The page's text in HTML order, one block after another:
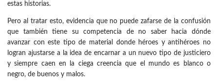
estas historias.
Pero al tratar esto, evidencia que no puede zafarse de la confusión
que también tiene su competencia de no saber hacia dónde
avanzar con este tipo de material donde héroes y antihéroes no
logran ajustarse a la idea de encarnar a un nuevo tipo de justiciero
y siempre caen en la ciega creencia que el mundo es blanco o
negro, de buenos y malos.